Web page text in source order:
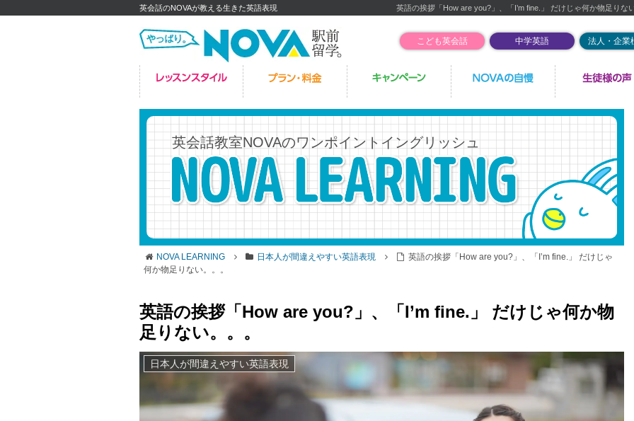
英会話のNOVAが教える生きた英語表現 英語の挨拶「How are you?」、「I’m fine.」 だけじゃ何か物足りな
こども英会話 中学英語 法人・企業
英会話教室NOVAのワンポイントイングリッシュ
NOVA LEARNING 日本人が間違えやすい英語表現
英語の挨拶「How are you?」、「I’m fine.」 だけじゃ
何か物足りない。。。
英語の挨拶「How are you?」、「I’m fine.」 だけじゃ何か物
足りない。。。
日本人が間違えやすい英語表現